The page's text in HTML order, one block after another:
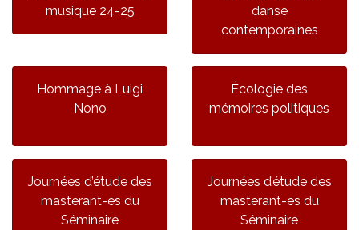
musique 24-25
danse
contemporaines
Hommage à Luigi
Nono
Écologie des
mémoires politiques
Journées d’étude des
masterant-es du
Séminaire
Journées d’étude des
masterant-es du
Séminaire